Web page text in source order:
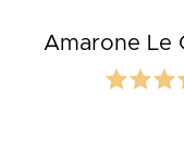
Amarone Le